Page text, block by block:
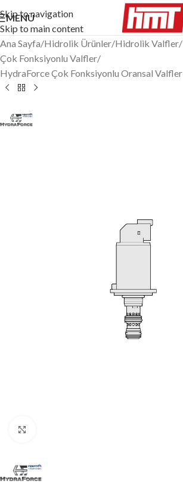
Skip to navigation
Skip to main content
MENÜ
Ana Sayfa/Hidrolik Ürünler/Hidrolik Valfler/
Çok Fonksiyonlu Valfler/
HydraForce Çok Fonksiyonlu Oransal Valfler